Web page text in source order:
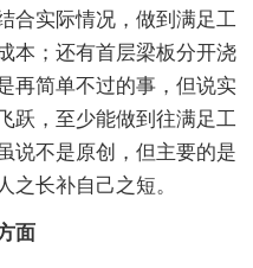
合实际情况，做到满足工
本；还有首层梁板分开浇
再简单不过的事，但说实
跃，至少能做到往满足工
说不是原创，但主要的是
之长补自己之短。
面